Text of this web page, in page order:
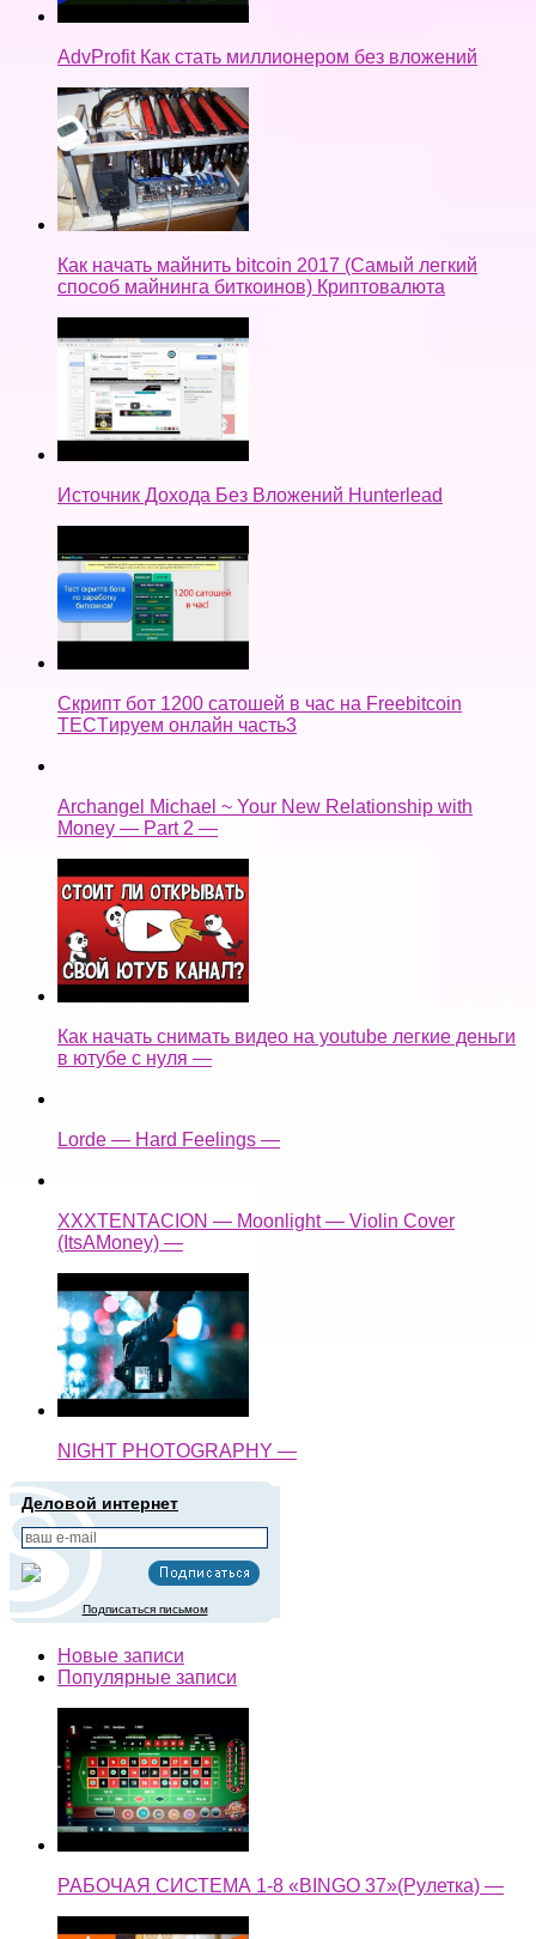
AdvProfit Как стать миллионером без вложений
Как начать майнить bitcoin 2017 (Самый легкий
способ майнинга биткоинов) Криптовалюта
Источник Дохода Без Вложений Hunterlead
Скрипт бот 1200 сатошей в час на Freebitcoin
TECTируем онлайн часть3
Archangel Michael ~ Your New Relationship with
Money — Part 2 —
Как начать снимать видео на youtube легкие деньги
в ютубе с нуля —
Lorde — Hard Feelings —
XXXTENTACION — Moonlight — Violin Cover
(ItsAMoney) —
NIGHT PHOTOGRAPHY —
Деловой интернет
Подписаться письмом
Новые записи
Популярные записи
РАБОЧАЯ СИСТЕМА 1-8 «BINGO 37»(Рулетка) —